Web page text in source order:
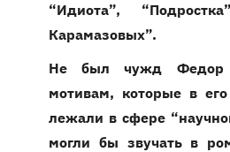
“Идиота”,
Карамазовых”.
Не был чужд Федор
мотивам, которые в
лежали в сфере
могли бы звучать в